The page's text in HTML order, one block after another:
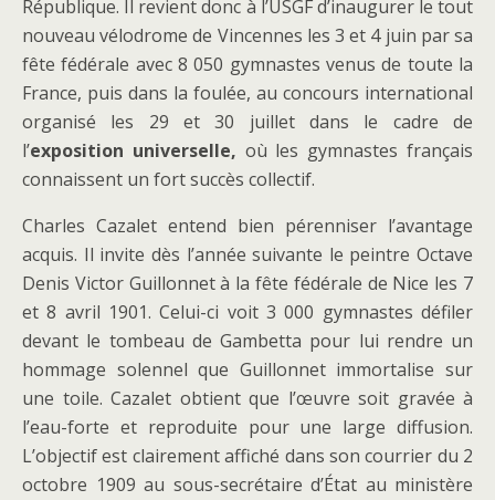
République. Il revient donc à l’USGF d’inaugurer le tout
nouveau vélodrome de Vincennes les 3 et 4 juin par sa
fête fédérale avec 8 050 gymnastes venus de toute la
France, puis dans la foulée, au concours international
organisé les 29 et 30 juillet dans le cadre de
l’exposition universelle, où les gymnastes français
connaissent un fort succès collectif.
Charles Cazalet entend bien pérenniser l’avantage
acquis. Il invite dès l’année suivante le peintre Octave
Denis Victor Guillonnet à la fête fédérale de Nice les 7
et 8 avril 1901. Celui-ci voit 3 000 gymnastes défiler
devant le tombeau de Gambetta pour lui rendre un
hommage solennel que Guillonnet immortalise sur
une toile. Cazalet obtient que l’œuvre soit gravée à
l’eau-forte et reproduite pour une large diffusion.
L’objectif est clairement affiché dans son courrier du 2
octobre 1909 au sous-secrétaire d’État au ministère